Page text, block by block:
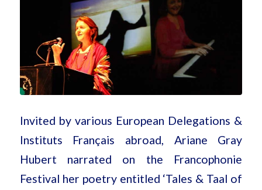
Invited by various European Delegations &
Instituts Français abroad, Ariane Gray
Hubert narrated on the Francophonie
Festival her poetry entitled ‘Tales & Taal of